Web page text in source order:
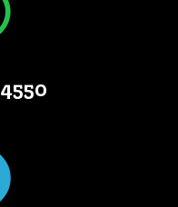
4550 824 514 1 +